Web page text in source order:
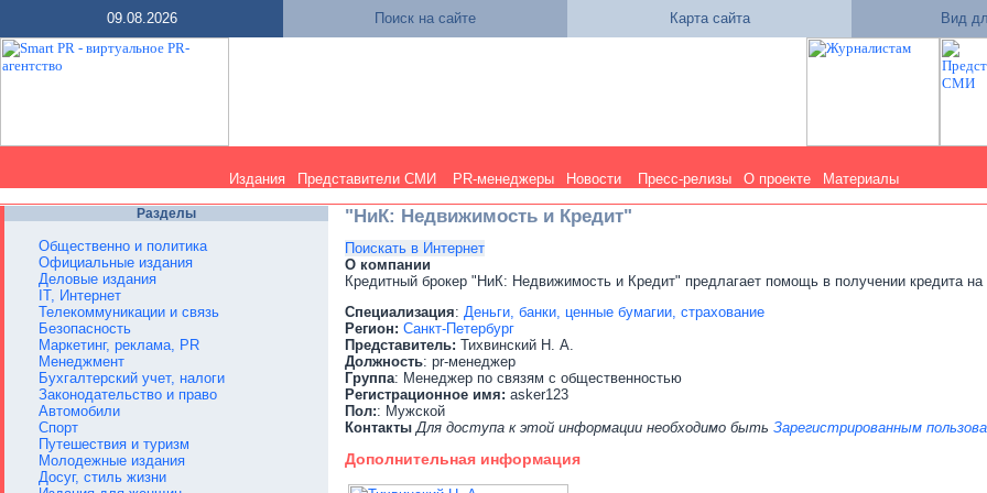
09.08.2026 Поиск на сайте Карта сайта Вид
Издания Представители СМИ PR-менеджеры Новости Пресс-релизы О проекте Материалы
Разделы
Общественно и политика
Официальные издания
Деловые издания
IT, Интернет
Телекоммуникации и связь
Безопасность
Маркетинг, реклама, PR
Менеджмент
Бухгалтерский учет, налоги
Законодательство и право
Автомобили
Спорт
Путешествия и туризм
Молодежные издания
Досуг, стиль жизни
"НиК: Недвижимость и Кредит"
Поискать в Интернет
О компании
Кредитный брокер "НиК: Недвижимость и Кредит" предлагает помощь в получении кредита
Специализация: Деньги, банки, ценные бумагии, страхование
Регион: Санкт-Петербург
Представитель: Тихвинский Н. А.
Должность: pr-менеджер
Группа: Менеджер по связям с общественностью
Регистрационное имя: asker123
Пол:: Мужской
Контакты Для доступа к этой информации необходимо быть Зарегистрированным
Дополнительная информация